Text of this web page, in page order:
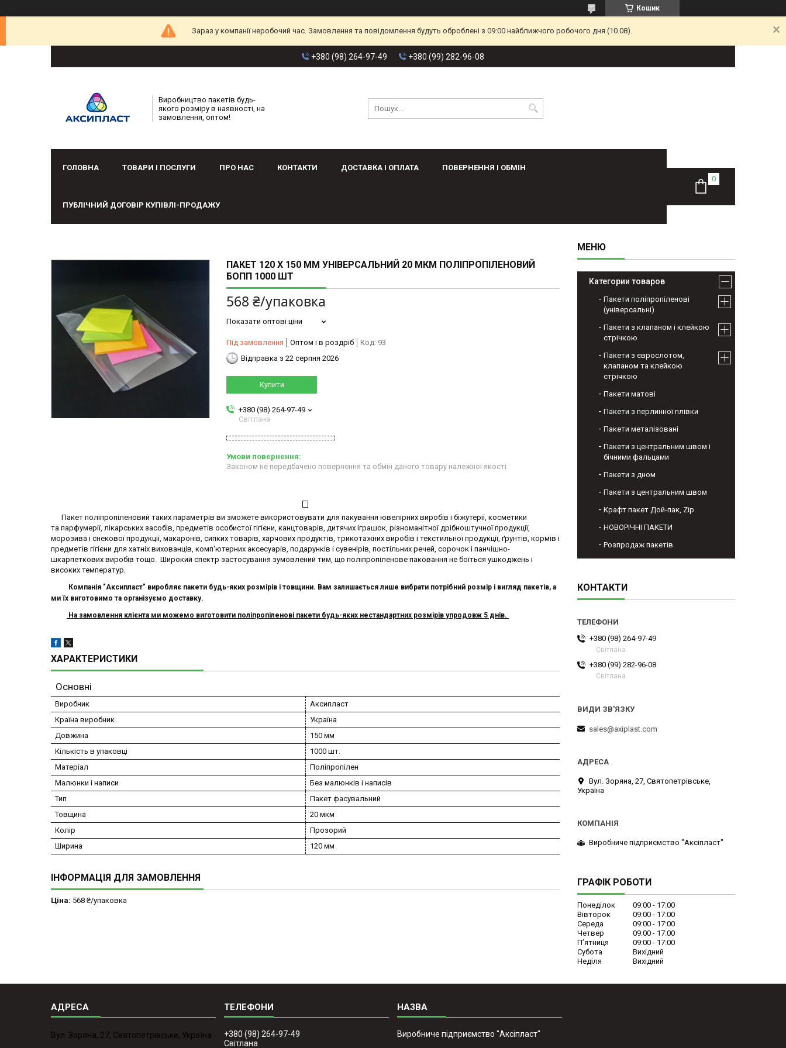
Кошик
Зараз у компанії неробочий час. Замовлення та повідомлення будуть оброблені з 09:00 найближчого робочого дня (10.08).
+380 (98) 264-97-49 +380 (99) 282-96-08
Виробництво пакетів будь-
якого розміру в наявності, на
замовлення, оптом!
ГОЛОВНА ТОВАРИ І ПОСЛУГИ ПРО НАС КОНТАКТИ ДОСТАВКА І ОПЛАТА ПОВЕРНЕННЯ І ОБМІН
ПУБЛІЧНИЙ ДОГОВІР КУПІВЛІ-ПРОДАЖУ
ПАКЕТ 120 X 150 ММ УНІВЕРСАЛЬНИЙ 20 МКМ ПОЛІПРОПІЛЕНОВИЙ
БОПП 1000 ШТ
568 ₴/упаковка
Показати оптові ціни
Під замовлення Оптом і в роздріб Код: 93
Відправка з 22 серпня 2026
Купити
+380 (98) 264-97-49
Світлана
Законом не передбачено повернення та обмін даного товару належної якості
Пакет поліпропіленовий таких параметрів ви зможете використовувати для пакування ювелірних виробів і біжутерії, косметики
та парфумерії, лікарських засобів, предметів особистої гігієни, канцтоварів, дитячих іграшок, різноманітної дрібноштучної продукції,
морозива і снекової продукції, макаронів, сипких товарів, харчових продуктів, трикотажних виробів і текстильної продукції, ґрунтів, кормів і
предметів гігієни для хатніх вихованців, комп'ютерних аксесуарів, подарунків і сувенірів, постільних речей, сорочок і панчішно-
шкарпеткових виробів тощо. Широкий спектр застосування зумовлений тим, що поліпропіленове паковання не боїться ушкоджень і
високих температур.
Компанія "Аксипласт" виробляє пакети будь-яких розмірів і товщини. Вам залишається лише вибрати потрібний розмір і вигляд пакетів, а
ми їх виготовимо та організуємо доставку.
На замовлення клієнта ми можемо виготовити поліпропіленові пакети будь-яких нестандартних розмірів упродовж 5 днів.
ХАРАКТЕРИСТИКИ
Основні
Виробник
Аксипласт
Країна виробник
Україна
Довжина
150 мм
Кількість в упаковці
1000 шт.
Матеріал
Поліпропілен
Малюнки і написи
Без малюнків і написів
Тип
Пакет фасувальний
Товщина
20 мкм
Колір
Прозорий
Ширина
120 мм
ІНФОРМАЦІЯ ДЛЯ ЗАМОВЛЕННЯ
Ціна: 568 ₴/упаковка
Категории товаров
Пакети поліпропіленові
(універсальні)
Пакети з клапаном і клейкою
стрічкою
Пакети з єврослотом,
клапаном та клейкою
стрічкою
Пакети матові
Пакети з перлинної плівки
Пакети металізовані
Пакети з центральним швом і
бічними фальцами
Пакети з дном
Пакети з центральним швом
Крафт пакет Дой-пак, Zip
НОВОРІЧНІ ПАКЕТИ
Розпродаж пакетів
КОНТАКТИ
+380 (98) 264-97-49
Світлана
+380 (99) 282-96-08
Світлана
sales@axiplast.com
Вул. Зоряна, 27, Святопетрівське,
Україна
Виробниче підприємство "Аксіпласт"
ГРАФІК РОБОТИ
Понеділок 09:00
17:00
Вівторок
09:00
17:00
Середа
09:00
17:00
Четвер
09:00
17:00
Пʼятниця
09:00
17:00
Субота
Вихідний
Неділя
Вихідний
Вул. Зоряна, 27, Святопетрівське, Україна
+380 (98) 264-97-49
Світлана
Виробниче підприємство "Аксіпласт"